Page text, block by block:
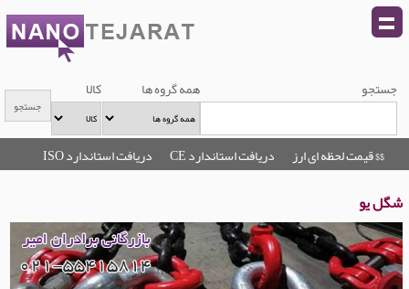
جستجو همه گروه ها کالا
$$ قیمت لحظه ای ارز دریافت استاندارد CE دریافت استاندارد ISO
شگل یو